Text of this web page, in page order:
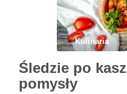
Kulinaria
Śledzie po
pomysły